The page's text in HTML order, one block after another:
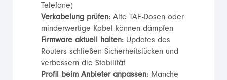
Telefone)
Verkabelung prüfen:Alte TAE-Dosen oder
minderwertige Kabel können dämpfen
Firmware aktuell halten:Updates des
Routers schließen Sicherheitslücken und
verbessern die Stabilität
Profil beim Anbieter anpassen:Manche